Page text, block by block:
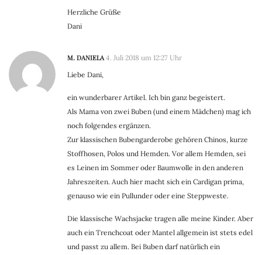
Herzliche Grüße
Dani
M. DANIELA 4. Juli 2018 um 12:27 Uhr
Liebe Dani,
ein wunderbarer Artikel. Ich bin ganz begeistert.
Als Mama von zwei Buben (und einem Mädchen) mag ich
noch folgendes ergänzen.
Zur klassischen Bubengarderobe gehören Chinos, kurze
Stoffhosen, Polos und Hemden. Vor allem Hemden, sei
es Leinen im Sommer oder Baumwolle in den anderen
Jahreszeiten. Auch hier macht sich ein Cardigan prima,
genauso wie ein Pullunder oder eine Steppweste.
Die klassische Wachsjacke tragen alle meine Kinder. Aber
auch ein Trenchcoat oder Mantel allgemein ist stets edel
und passt zu allem. Bei Buben darf natürlich ein